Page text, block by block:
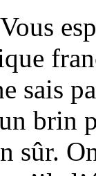
sais
brin
sûr.